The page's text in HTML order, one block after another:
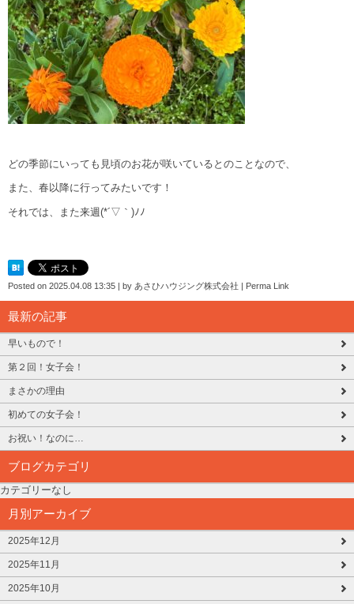
どの季節にいっても見頃のお花が咲いているとのことなので、
また、春以降に行ってみたいです！
それでは、また来週(*´▽｀)ﾉﾉ
Posted on 2025.04.08 13:35 | by あさひハウジング株式会社 | Perma Link
最新の記事
早いもので！
第２回！女子会！
まさかの理由
初めての女子会！
お祝い！なのに…
ブログカテゴリ
カテゴリーなし
月別アーカイブ
2025年12月
2025年11月
2025年10月